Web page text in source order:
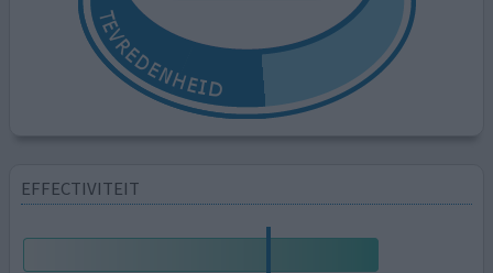
EFFECTIVITEIT